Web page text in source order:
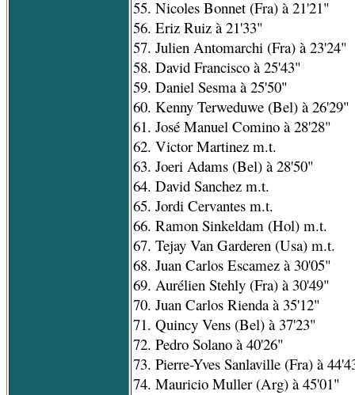
55. Nicoles Bonnet (Fra) à 21'21"
56. Eriz Ruiz à 21'33"
57. Julien Antomarchi (Fra) à 23'24"
58. David Francisco à 25'43"
59. Daniel Sesma à 25'50"
60. Kenny Terweduwe (Bel) à 26'29"
61. José Manuel Comino à 28'28"
62. Victor Martinez m.t.
63. Joeri Adams (Bel) à 28'50"
64. David Sanchez m.t.
65. Jordi Cervantes m.t.
66. Ramon Sinkeldam (Hol) m.t.
67. Tejay Van Garderen (Usa) m.t.
68. Juan Carlos Escamez à 30'05"
69. Aurélien Stehly (Fra) à 30'49"
70. Juan Carlos Rienda à 35'12"
71. Quincy Vens (Bel) à 37'23"
72. Pedro Solano à 40'26"
73. Pierre-Yves Sanlaville (Fra) à
74. Mauricio Muller (Arg) à 45'01"